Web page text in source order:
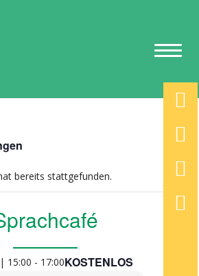
bereits stattgefunden.
15:00 - 17:00KOSTENLOS